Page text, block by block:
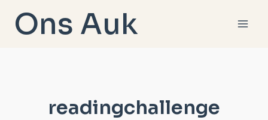
naarOns Auk
readingchallenge